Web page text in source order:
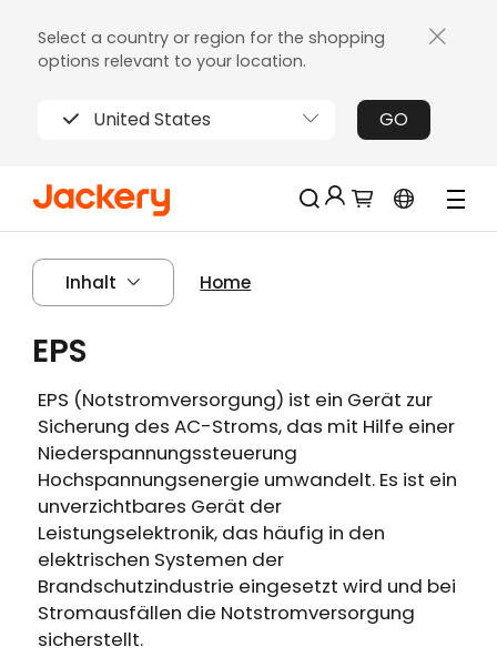
Select a country or region for the shopping
options relevant to your location.
United States GO
Läuft auf Hochtouren!
Jackery-Mitgliedschaft für mehrere
Vorteile
Registrierung
Kostenloses Geschenk bei Bestellungen
über 2000€
Erhalten Sie regelmäßige Erinnerungen an
die Produktpflege
Erhalten Sie 15% Rabatt, sobald die
Garantie abgelaufen ist
Anmeldung
Benutzerkonto erstellen
Inhalt Home
EPS
EPS (Notstromversorgung) ist ein Gerät zur
Sicherung des AC-Stroms, das mit Hilfe einer
Niederspannungssteuerung
Hochspannungsenergie umwandelt. Es ist ein
unverzichtbares Gerät der
Leistungselektronik, das häufig in den
elektrischen Systemen der
Brandschutzindustrie eingesetzt wird und bei
Stromausfällen die Notstromversorgung
sicherstellt.